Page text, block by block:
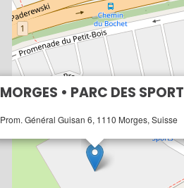
MORGES • PARC DES SPORT
Prom. Général Guisan 6, 1110 Morges, Suisse